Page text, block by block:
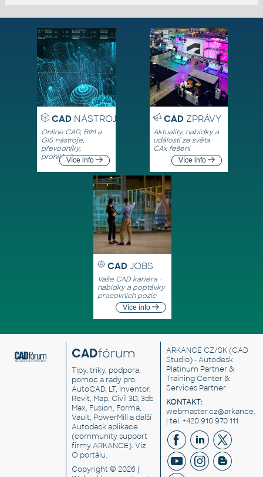
CADNÁSTROJE
Online CAD, BIM a
GIS nástroje,
převodníky,
prohlížečeVíce info
CADZPRÁVY
Aktuality, nabídky a
události ze světa
CAx řešení
Více info
CAD JOBS
Vaše CAD kariéra -
nabídky a poptávky
pracovních pozic
Více info
CADfórum
Tipy, triky, podpora,
pomoc a rady pro
AutoCAD, LT, Inventor,
Revit, Map, Civil 3D, 3ds
Max, Fusion, Forma,
Vault, PowerMill a další
Autodesk aplikace
(community support
firmy ARKANCE). Viz
O portálu.
Copyright © 2026 |
ARKANCE CZ/SK(CAD
Studio) - Autodesk
Platinum Partner &
Training Center &
Services Partner
KONTAKT:
| tel. +420 910 970 111